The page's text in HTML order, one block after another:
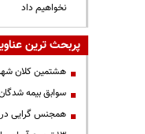
نخواهیم داد
پربحث ترین
هشتمین کلان
سوابق بیمه
همجنس گرایی